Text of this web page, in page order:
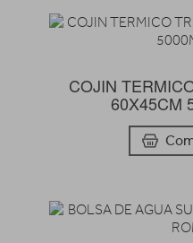
COJIN
60X45CM